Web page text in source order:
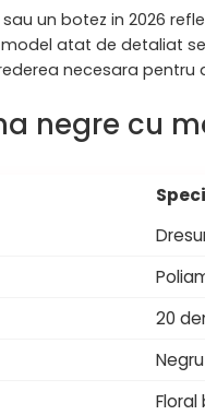
un botez in 2026
atat de detaliat
necesara pentru
negre cu
20